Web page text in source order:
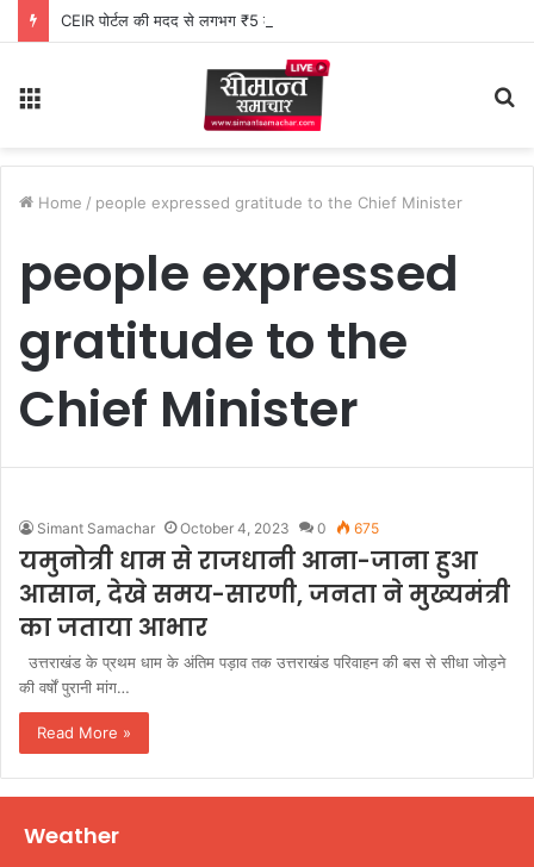
CEIR पोर्टल की मदद से लगभग ₹5 लाख मूल्य के 20 मोबाइल फोन बरामद
Home / people expressed gratitude to the Chief Minister
people expressed
gratitude to the
Chief Minister
Simant Samachar October 4, 2023 0 675
यमुनोत्री धाम से राजधानी आना-जाना हुआ
आसान, देखे समय-सारणी, जनता ने मुख्यमंत्री
का जताया आभार
उत्तराखंड के प्रथम धाम के अंतिम पड़ाव तक उत्तराखंड परिवाहन की बस से सीधा जोड़ने
की वर्षों पुरानी मांग…
Read More »
Weather